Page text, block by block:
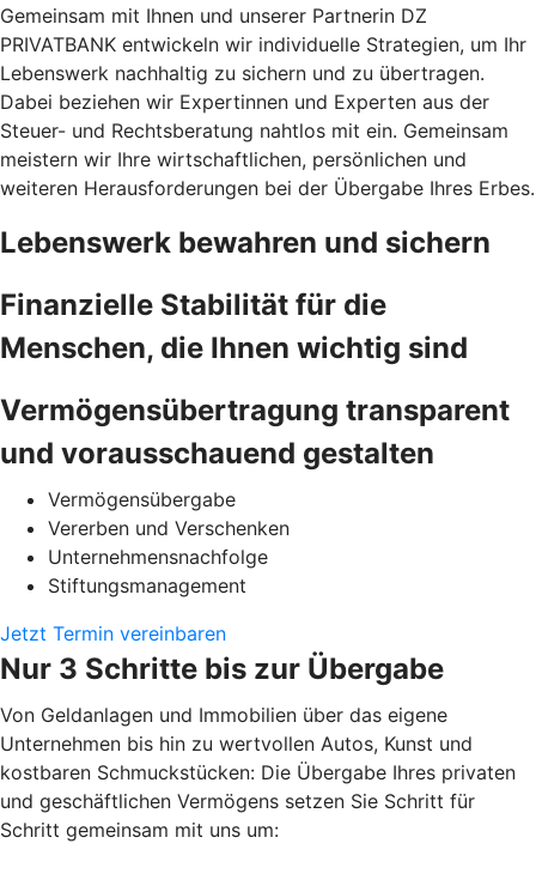
Gemeinsam mit Ihnen und unserer Partnerin DZ
PRIVATBANK entwickeln wir individuelle Strategien, um Ihr
Lebenswerk nachhaltig zu sichern und zu übertragen.
Dabei beziehen wir Expertinnen und Experten aus der
Steuer- und Rechtsberatung nahtlos mit ein. Gemeinsam
meistern wir Ihre wirtschaftlichen, persönlichen und
weiteren Herausforderungen bei der Übergabe Ihres Erbes.
Lebenswerk bewahren und sichern
Finanzielle Stabilität für die
Menschen, die Ihnen wichtig sind
Vermögensübertragung transparent
und vorausschauend gestalten
Vermögensübergabe
Vererben und Verschenken
Unternehmensnachfolge
Stiftungsmanagement
Jetzt Termin vereinbaren
Nur 3 Schritte bis zur Übergabe
Von Geldanlagen und Immobilien über das eigene
Unternehmen bis hin zu wertvollen Autos, Kunst und
kostbaren Schmuckstücken: Die Übergabe Ihres privaten
und geschäftlichen Vermögens setzen Sie Schritt für
Schritt gemeinsam mit uns um: